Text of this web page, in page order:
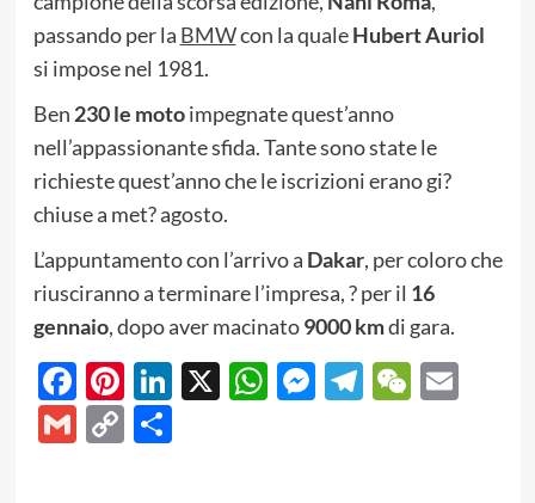
passando per la BMWcon la qualeHubert Auriol
si impose nel 1981.
Ben 230 le motoimpegnate quest’anno
nell’appassionante sfida. Tante sono state le
richieste quest’anno che le iscrizioni erano gi?
chiuse a met? agosto.
L’appuntamento con l’arrivo a Dakar, per coloro che
riusciranno a terminare l’impresa, ? per il 16
gennaio, dopo aver macinato9000 kmdi gara.
Facebook
Pinterest
LinkedIn
X WhatsApp
Messenger
Telegram
Gmail
CopyShare